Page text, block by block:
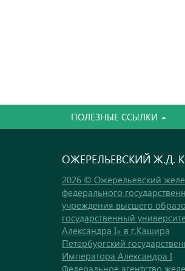
ПОЛЕЗНЫЕ ССЫЛКИ
ОЖЕРЕЛЬЕВСКИЙ Ж.Д.
2026 © Ожерельевский
федерального
учреждения высшего
государственный
Александра I» в г.Кашира
Петербургский
Императора Александра I
Федеральное агентство